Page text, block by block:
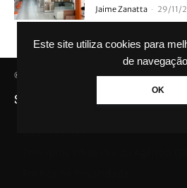
Este site utiliza cookies para
de
OK
Jaime Zanatta - 29/11/
© Agência GBC. Aqui tem notícia. Todos os
SAIBA MAIS SOBRE A